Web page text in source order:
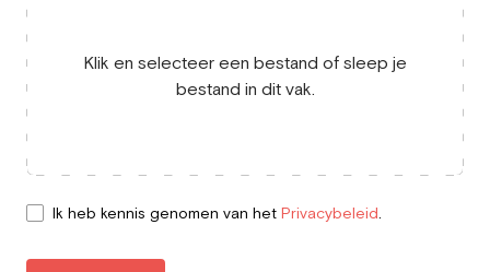
Klik en selecteer een bestand of sleep je
bestand in dit vak.
Ik heb kennis genomen van het Privacybeleid